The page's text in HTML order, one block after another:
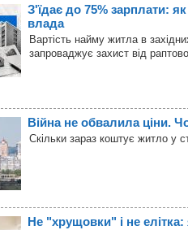
З'їдає до 75% зарплати:
влада
Вартість найму житла в
запроваджує захист від
Війна не обвалила ціни.
Скільки зараз коштує житло у
Не "хрущовки" і не елітка: